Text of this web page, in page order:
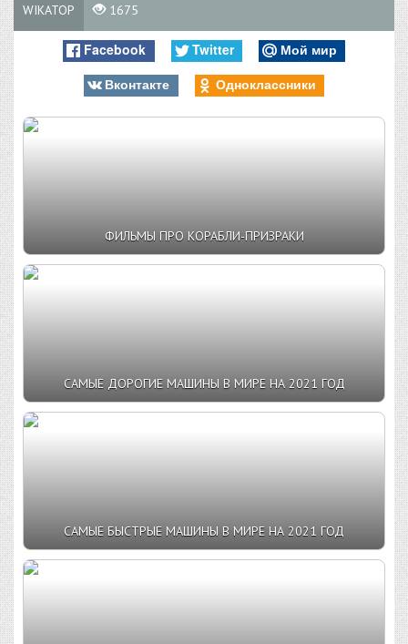
WIKATOP 1675
Facebook Twitter
Мой мир
Вконтакте
Одноклассники
ФИЛЬМЫ ПРО КОРАБЛИ-ПРИЗРАКИ
САМЫЕ ДОРОГИЕ МАШИНЫ В МИРЕ НА 2021 ГОД
САМЫЕ БЫСТРЫЕ МАШИНЫ В МИРЕ НА 2021 ГОД